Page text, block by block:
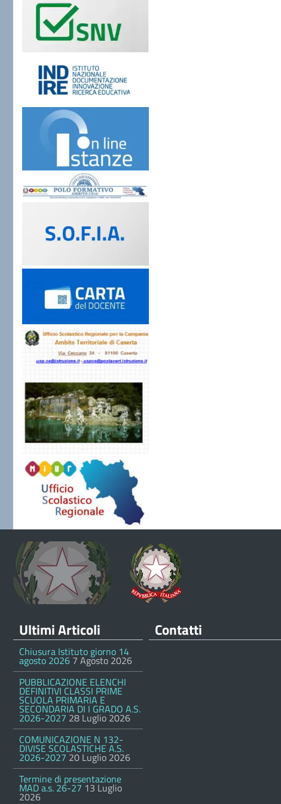
Ultimi Articoli
Chiusura Istituto giorno 14
agosto 2026 7 Agosto 2026
PUBBLICAZIONE ELENCHI
DEFINITIVI CLASSI PRIME
SCUOLA PRIMARIA E
SECONDARIA DI I GRADO A.S.
2026-2027 28 Luglio 2026
COMUNICAZIONE N 132-
DIVISE SCOLASTICHE A.S.
2026-2027 20 Luglio 2026
Termine di presentazione
MAD a.s. 26-27 13 Luglio
2026
Contatti